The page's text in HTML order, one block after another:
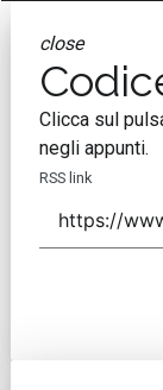
close
Clicca sul
negli appunti.
RSS link